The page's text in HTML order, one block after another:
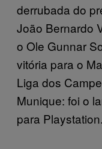
derrubada do
João Bernardo
o Ole Gunnar
vitória para o
Liga dos
Munique: foi o
para Playstation.